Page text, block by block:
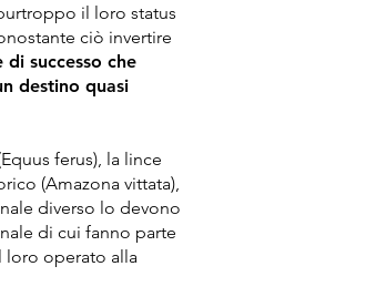
il loro status
ciò invertire
successo che
destino quasi
ferus), la lince
(Amazona vittata),
diverso lo devono
di cui fanno parte
loro operato alla